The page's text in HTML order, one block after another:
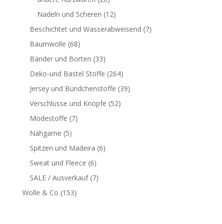
Nadeln und Scheren (12)
Beschichtet und Wasserabweisend (7)
Baumwolle (68)
Bänder und Borten (33)
Deko-und Bastel Stoffe (264)
Jersey und Bündchenstoffe (39)
Verschlüsse und Knöpfe (52)
Modestoffe (7)
Nähgarne (5)
Spitzen und Madeira (6)
Sweat und Fleece (6)
SALE / Ausverkauf (7)
Wolle & Co (153)